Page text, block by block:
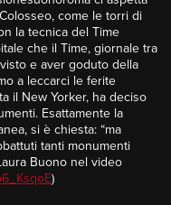
come le torri di
la tecnica del Time
che il Time, giornale tra
e aver goduto della
a leccarci le ferite
il New Yorker, ha deciso
Esattamente la
si è chiesta: “ma
tanti monumenti
Buono nel video
)